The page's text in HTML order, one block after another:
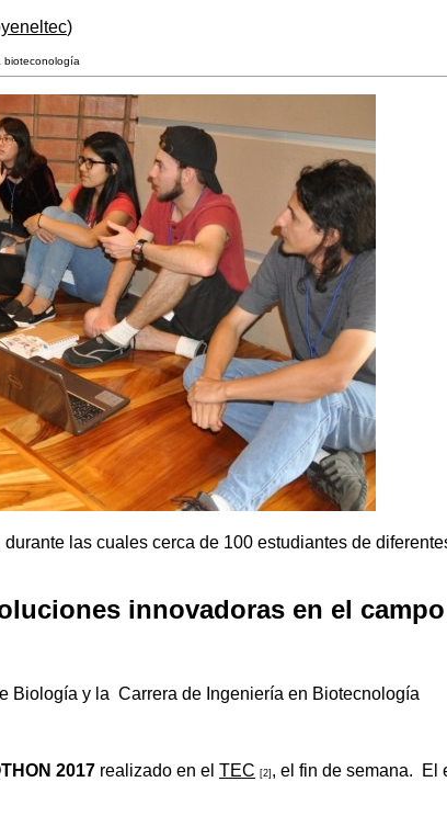
)
bioteconología
las cuales cerca de 100 estudiantes de
innovadoras en el
Biología y la Carrera de Ingeniería en Biotecnología
2017 realizado en el TEC [2] , el fin de semana. El